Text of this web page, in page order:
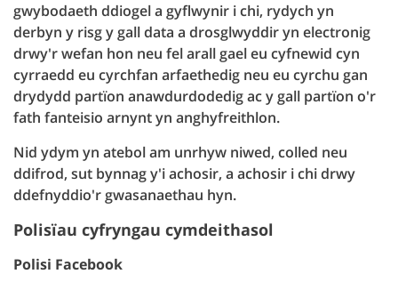
gwybodaeth ddiogel a gyflwynir i chi, rydych yn
derbyn y risg y gall data a drosglwyddir yn electronig
drwy'r wefan hon neu fel arall gael eu cyfnewid cyn
cyrraedd eu cyrchfan arfaethedig neu eu cyrchu gan
drydydd partïon anawdurdodedig ac y gall partïon o'r
fath fanteisio arnynt yn anghyfreithlon.
Nid ydym yn atebol am unrhyw niwed, colled neu
ddifrod, sut bynnag y'i achosir, a achosir i chi drwy
ddefnyddio'r gwasanaethau hyn.
Polisïau cyfryngau cymdeithasol
Polisi Facebook